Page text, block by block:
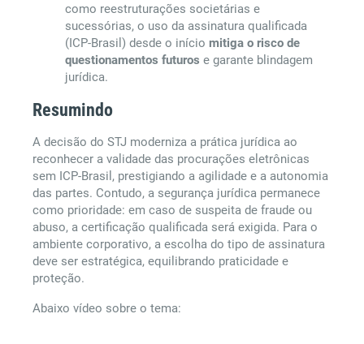
como reestruturações societárias e
sucessórias, o uso da assinatura qualificada
(ICP-Brasil) desde o início mitiga o risco de
questionamentos futuros e garante blindagem
jurídica.
Resumindo
A decisão do STJ moderniza a prática jurídica ao
reconhecer a validade das procurações eletrônicas
sem ICP-Brasil, prestigiando a agilidade e a autonomia
das partes. Contudo, a segurança jurídica permanece
como prioridade: em caso de suspeita de fraude ou
abuso, a certificação qualificada será exigida. Para o
ambiente corporativo, a escolha do tipo de assinatura
deve ser estratégica, equilibrando praticidade e
proteção.
Abaixo vídeo sobre o tema: